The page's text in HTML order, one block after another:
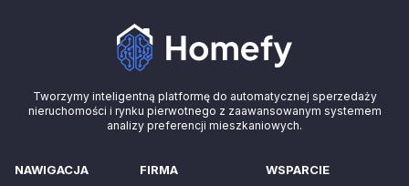
Tworzymy inteligentną platformę do automatycznej sperzedaży
nieruchomości i rynku pierwotnego z zaawansowanym systemem
analizy preferencji mieszkaniowych.
NAWIGACJA FIRMA WSPARCIE